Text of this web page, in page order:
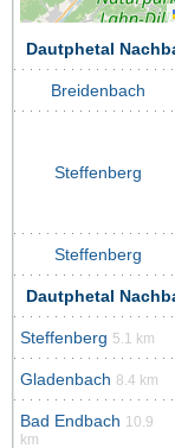
Dautphetal
Breidenbach
Steffenberg
Steffenberg
Dautphetal
Steffenberg 5.1 km
Gladenbach 8.4 km
Bad Endbach 10.9
km